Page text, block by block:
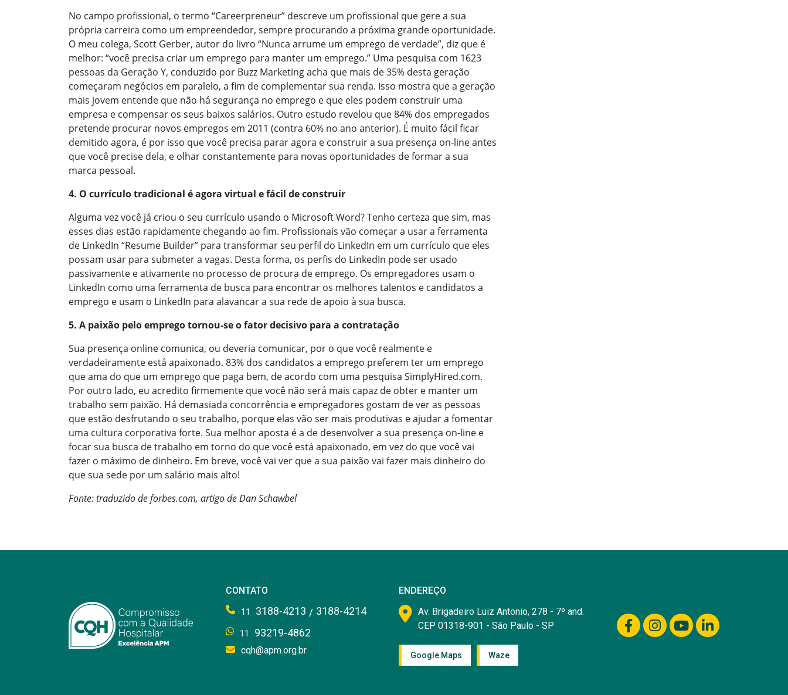
No campo profissional, o termo “Careerpreneur” descreve um profissional que gere a sua
própria carreira como um empreendedor, sempre procurando a próxima grande oportunidade.
O meu colega, Scott Gerber, autor do livro “Nunca arrume um emprego de verdade”, diz que é
melhor: “você precisa criar um emprego para manter um emprego.” Uma pesquisa com 1623
pessoas da Geração Y, conduzido por Buzz Marketing acha que mais de 35% desta geração
começaram negócios em paralelo, a fim de complementar sua renda. Isso mostra que a geração
mais jovem entende que não há segurança no emprego e que eles podem construir uma
empresa e compensar os seus baixos salários. Outro estudo revelou que 84% dos empregados
pretende procurar novos empregos em 2011 (contra 60% no ano anterior). É muito fácil ficar
demitido agora, é por isso que você precisa parar agora e construir a sua presença on-line antes
que você precise dela, e olhar constantemente para novas oportunidades de formar a sua
marca pessoal.
4. O currículo tradicional é agora virtual e fácil de construir
Alguma vez você já criou o seu currículo usando o Microsoft Word? Tenho certeza que sim, mas
esses dias estão rapidamente chegando ao fim. Profissionais vão começar a usar a ferramenta
de LinkedIn “Resume Builder” para transformar seu perfil do LinkedIn em um currículo que eles
possam usar para submeter a vagas. Desta forma, os perfis do LinkedIn pode ser usado
passivamente e ativamente no processo de procura de emprego. Os empregadores usam o
LinkedIn como uma ferramenta de busca para encontrar os melhores talentos e candidatos a
emprego e usam o LinkedIn para alavancar a sua rede de apoio à sua busca.
5. A paixão pelo emprego tornou-se o fator decisivo para a contratação
Sua presença online comunica, ou deveria comunicar, por o que você realmente e
verdadeiramente está apaixonado. 83% dos candidatos a emprego preferem ter um emprego
que ama do que um emprego que paga bem, de acordo com uma pesquisa SimplyHired.com.
Por outro lado, eu acredito firmemente que você não será mais capaz de obter e manter um
trabalho sem paixão. Há demasiada concorrência e empregadores gostam de ver as pessoas
que estão desfrutando o seu trabalho, porque elas vão ser mais produtivas e ajudar a fomentar
uma cultura corporativa forte. Sua melhor aposta é a de desenvolver a sua presença on-line e
focar sua busca de trabalho em torno do que você está apaixonado, em vez do que você vai
fazer o máximo de dinheiro. Em breve, você vai ver que a sua paixão vai fazer mais dinheiro do
que sua sede por um salário mais alto!
Fonte: traduzido de forbes.com, artigo de Dan Schawbel
CONTATO
11 3188-4213 / 3188-4214
11 93219-4862
cqh@apm.org.br
ENDEREÇO
Av. Brigadeiro Luiz Antonio, 278 - 7º and.
CEP 01318-901 - São Paulo - SP
Google Maps Waze